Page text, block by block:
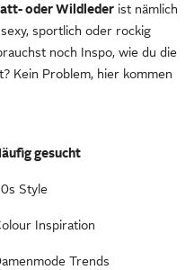
oder Wildleder ist nämlich
sportlich oder rockig
noch Inspo, wie du die
Kein Problem, hier kommen
gesucht
Style
Inspiration
Trends